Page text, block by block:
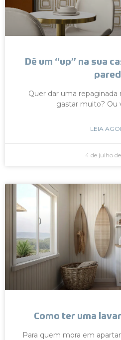
Dê um “up” na sua
Quer dar uma repaginada
gastar muito? Ou
LEIA
4 de julho
Como ter uma
Para quem mora em